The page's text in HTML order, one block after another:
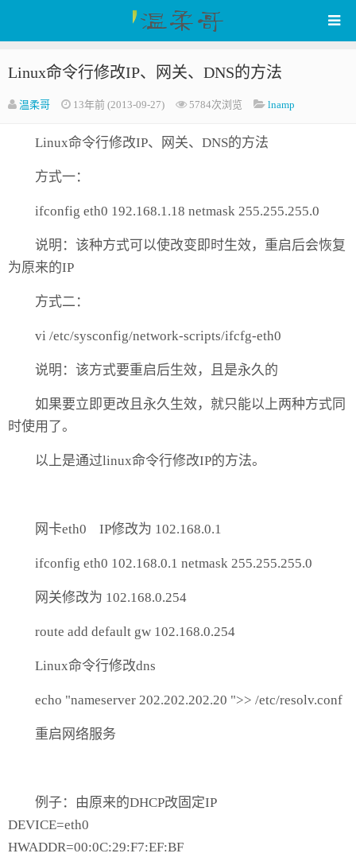
WenRou's Blog
Linux命令行修改IP、网关、DNS的方法
温柔哥 13年前 (2013-09-27) 5784次浏览 lnamp
Linux命令行修改IP、网关、DNS的方法
方式一：
ifconfig eth0 192.168.1.18 netmask 255.255.255.0
说明：该种方式可以使改变即时生效，重启后会恢复
为原来的IP
方式二：
vi /etc/sysconfig/network-scripts/ifcfg-eth0
说明：该方式要重启后生效，且是永久的
如果要立即更改且永久生效，就只能以上两种方式同
时使用了。
以上是通过linux命令行修改IP的方法。
网卡eth0 IP修改为 102.168.0.1
ifconfig eth0 102.168.0.1 netmask 255.255.255.0
网关修改为 102.168.0.254
route add default gw 102.168.0.254
Linux命令行修改dns
echo "nameserver 202.202.202.20 ">> /etc/resolv.conf
重启网络服务
例子：由原来的DHCP改固定IP
DEVICE=eth0
HWADDR=00:0C:29:F7:EF:BF